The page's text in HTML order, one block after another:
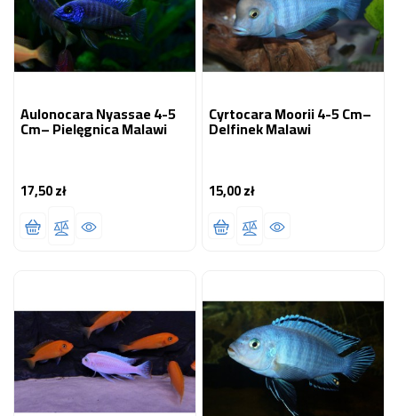
Aulonocara Nyassae 4-5
Cm– Pielęgnica Malawi
17,50 złCena
Cyrtocara Moorii 4-5 Cm–
Delfinek Malawi
15,00 złCena